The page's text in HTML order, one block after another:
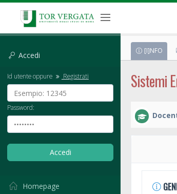
Accedi
Id utente oppure Registrati
Password:
Homepage
[I]NFO
Sistemi